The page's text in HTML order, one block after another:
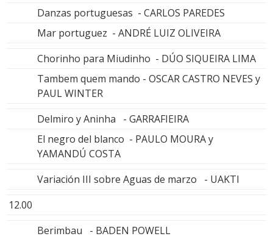
Danzas portuguesas - CARLOS PAREDES
Mar portuguez - ANDRÉ LUIZ OLIVEIRA
Chorinho para Miudinho - DÚO SIQUEIRA LIMA
Tambem quem mando - OSCAR CASTRO NEVES y
PAUL WINTER
Delmiro y Aninha - GARRAFIEIRA
El negro del blanco - PAULO MOURA y
YAMANDÚ COSTA
Variación III sobre Aguas de marzo - UAKTI
12.00
Berimbau - BADEN POWELL